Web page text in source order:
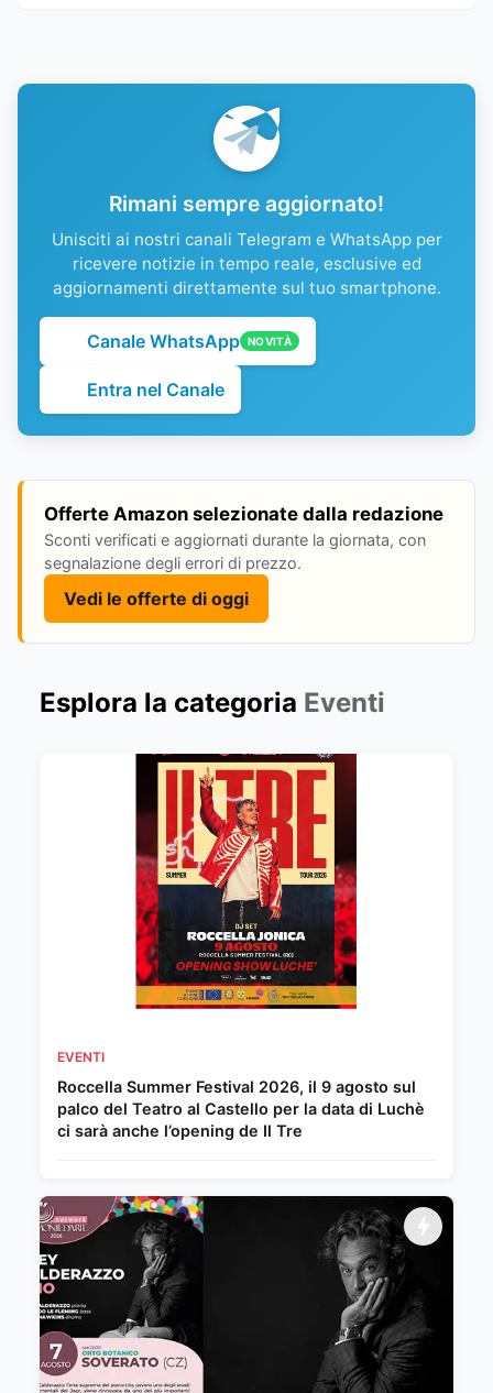
Rimani sempre aggiornato!
Unisciti ai nostri canali Telegram e WhatsApp per
ricevere notizie in tempo reale, esclusive ed
aggiornamenti direttamente sul tuo smartphone.
Canale WhatsApp NOVITÀ
Entra nel Canale
Offerte Amazon selezionate dalla redazione
Sconti verificati e aggiornati durante la giornata, con
segnalazione degli errori di prezzo.
Vedi le offerte di oggi
Esplora la categoria Eventi
EVENTI
Roccella Summer Festival 2026, il 9 agosto sul
palco del Teatro al Castello per la data di Luchè
ci sarà anche l’opening de Il Tre